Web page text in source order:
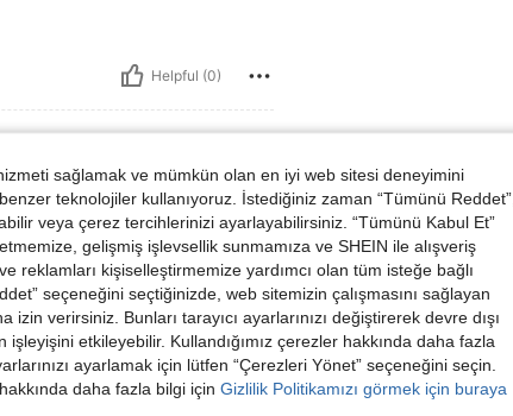
Helpful (0)
3XL
shape. Decal remains
Helpful (0)
sağlamak ve mümkün olan en iyi web sitesi deneyimini
teknolojiler kullanıyoruz. İstediğiniz zaman “Tümünü Reddet”,
veya çerez tercihlerinizi ayarlayabilirsiniz. “Tümünü Kabul Et”
gelişmiş işlevsellik sunmamıza ve SHEIN ile alışveriş
reklamları kişiselleştirmemize yardımcı olan tüm isteğe bağlı
seçeneğini seçtiğinizde, web sitemizin çalışmasını sağlayan
izin verirsiniz. Bunları tarayıcı ayarlarınızı değiştirerek devre dışı
etkileyebilir. Kullandığımız çerezler hakkında daha fazla
ayarlamak için lütfen “Çerezleri Yönet” seçeneğini seçin.
daha fazla bilgi için Gizlilik Politikamızı görmek için buraya